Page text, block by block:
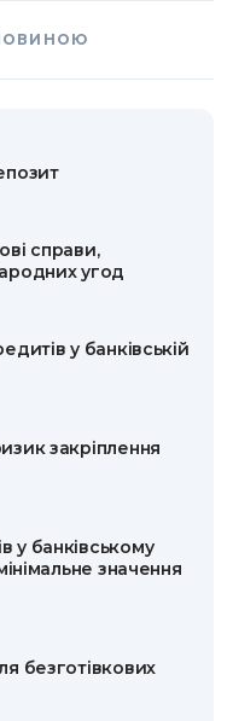
справи,
угод
у банківській
закріплення
у банківському
значення
безготівкових